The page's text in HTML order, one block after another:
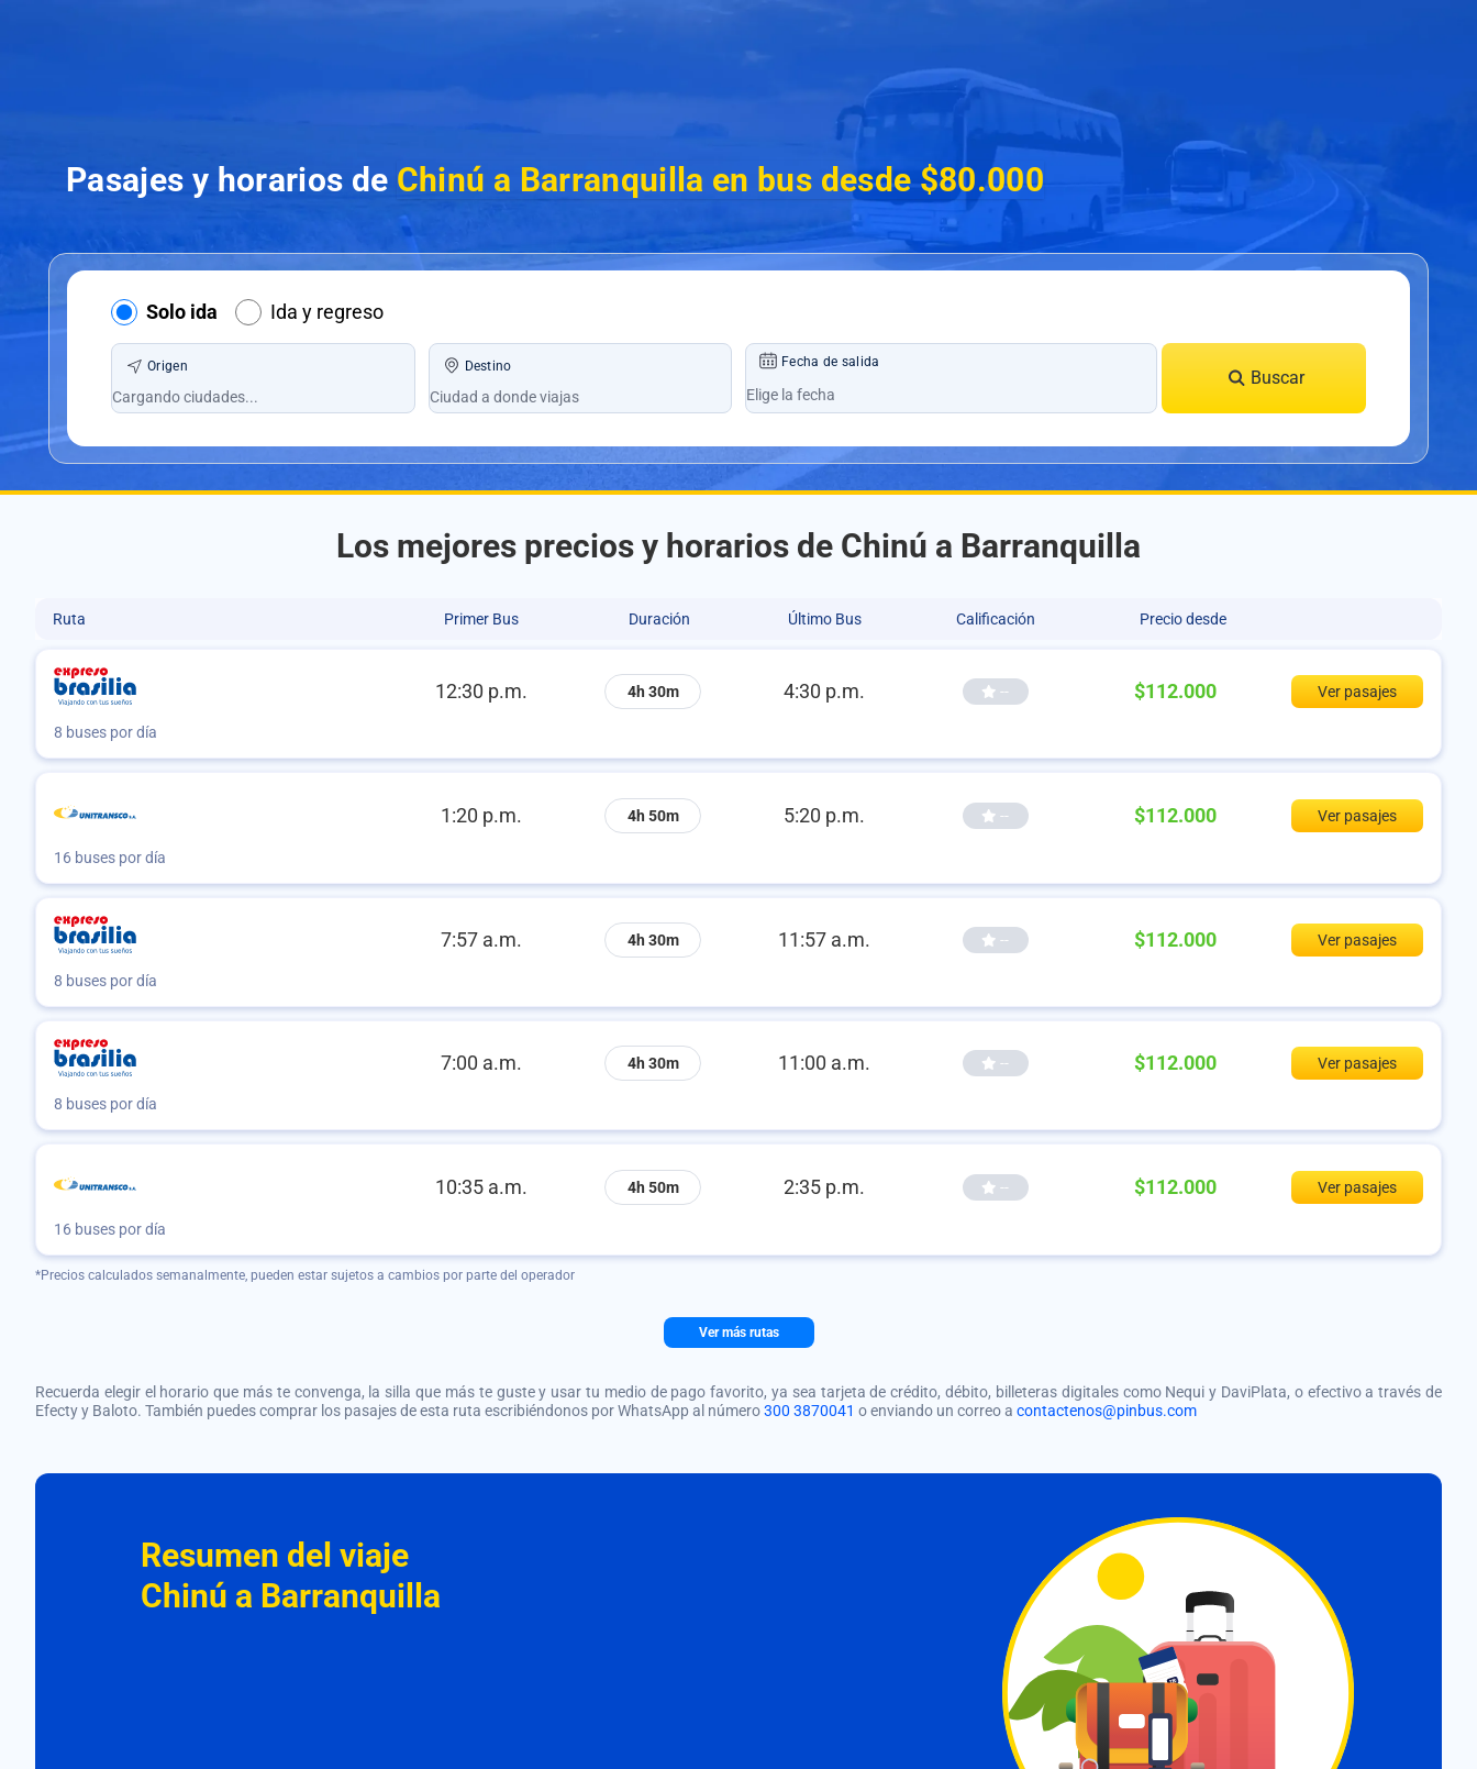
Pasajes y horarios de Chinú a Barranquilla en bus desde $80.000
Solo ida Ida y regreso
Origen Destino Fecha de salida
Buscar
Los mejores precios y horarios de Chinú a Barranquilla
Ruta Primer Bus Duración Último Bus Calificación Precio desde
12:30 p.m. 4h 30m 4:30 p.m. -- $112.000 Ver pasajes
8 buses por día
1:20 p.m. 4h 50m 5:20 p.m. -- $112.000 Ver pasajes
16 buses por día
7:57 a.m. 4h 30m 11:57 a.m. -- $112.000 Ver pasajes
8 buses por día
7:00 a.m. 4h 30m 11:00 a.m. -- $112.000 Ver pasajes
8 buses por día
10:35 a.m. 4h 50m 2:35 p.m. -- $112.000 Ver pasajes
16 buses por día
*Precios calculados semanalmente, pueden estar sujetos a cambios por parte del operador
Ver más rutas
Recuerda elegir el horario que más te convenga, la silla que más te guste y usar tu medio de pago favorito, ya sea tarjeta de crédito, débito, billeteras digitales como Nequi y DaviPlata, o efectivo a través de
Efecty y Baloto. También puedes comprar los pasajes de esta ruta escribiéndonos por WhatsApp al número300 3870041 o enviando un correo a contactenos@pinbus.com
Resumen del viaje
Chinú a Barranquilla